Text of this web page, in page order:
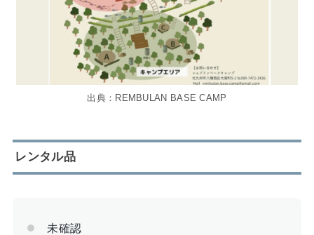
出典：REMBULAN BASE CAMP
レンタル品
未確認